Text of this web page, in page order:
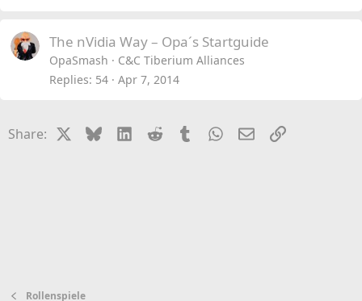
The nVidia Way – Opa´s Startguide
OpaSmash
C&C Tiberium Alliances
Replies 54 Apr 7, 2014
Share: BlueskyLinkedIn
Reddit TumblrWhatsApp
EmailLink
Rollenspiele